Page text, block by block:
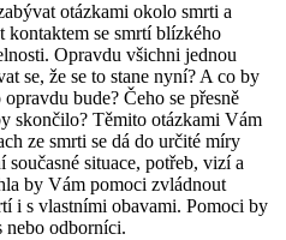
otázkami okolo smrti a
se smrtí blízkého
Opravdu všichni jednou
se, že se to stane nyní? A co by
bude? Čeho se přesně
skončilo? Těmito otázkami Vám
ze smrti se dá do určité míry
situace, potřeb, vizí a
by Vám pomoci zvládnout
i s vlastními obavami. Pomoci by
odborníci.